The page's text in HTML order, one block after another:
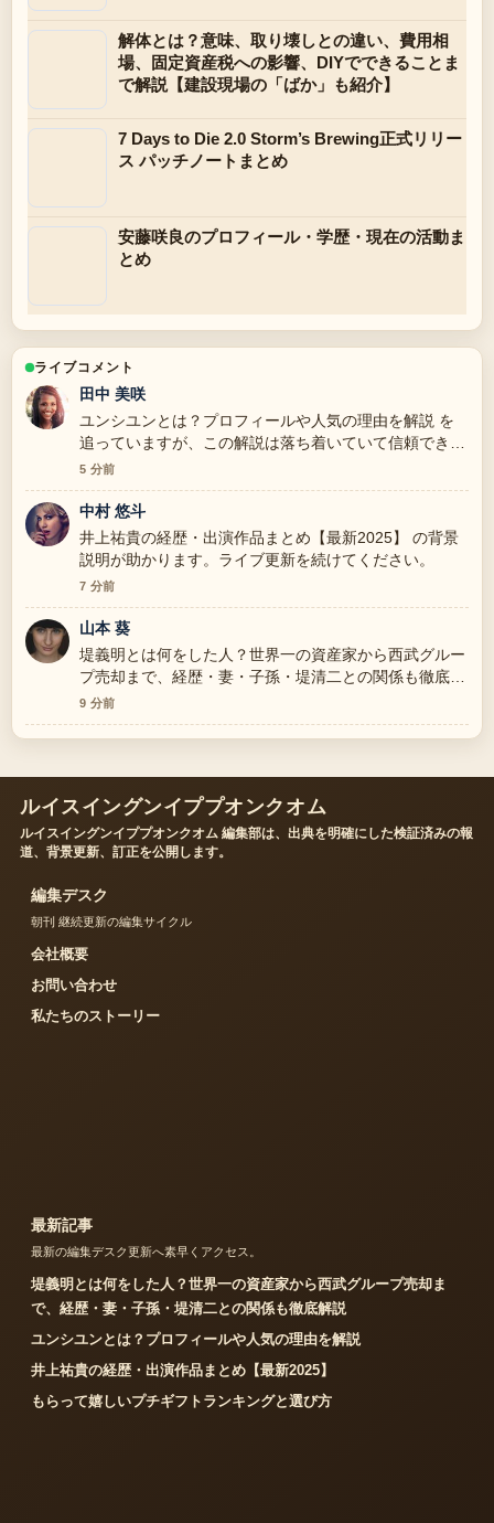
解体とは？意味、取り壊しとの違い、費用相
場、固定資産税への影響、DIYでできることま
で解説【建設現場の「ばか」も紹介】
7 Days to Die 2.0 Storm’s Brewing正式リリー
ス パッチノートまとめ
安藤咲良のプロフィール・学歴・現在の活動ま
とめ
ライブコメント
田中 美咲
ユンシユンとは？プロフィールや人気の理由を解説 を
追っていますが、この解説は落ち着いていて信頼できま
す。
5 分前
中村 悠斗
井上祐貴の経歴・出演作品まとめ【最新2025】 の背景
説明が助かります。ライブ更新を続けてください。
7 分前
山本 葵
堤義明とは何をした人？世界一の資産家から西武グルー
プ売却まで、経歴・妻・子孫・堤清二との関係も徹底解
説 の報道は丁寧で、流れを追いやすいです。
9 分前
ルイスイングンイププオンクオム
ルイスイングンイププオンクオム 編集部は、出典を明確にした検証済みの報
道、背景更新、訂正を公開します。
編集デスク
朝刊 継続更新の編集サイクル
会社概要
お問い合わせ
私たちのストーリー
最新記事
最新の編集デスク更新へ素早くアクセス。
堤義明とは何をした人？世界一の資産家から西武グループ売却ま
で、経歴・妻・子孫・堤清二との関係も徹底解説
ユンシユンとは？プロフィールや人気の理由を解説
井上祐貴の経歴・出演作品まとめ【最新2025】
もらって嬉しいプチギフトランキングと選び方